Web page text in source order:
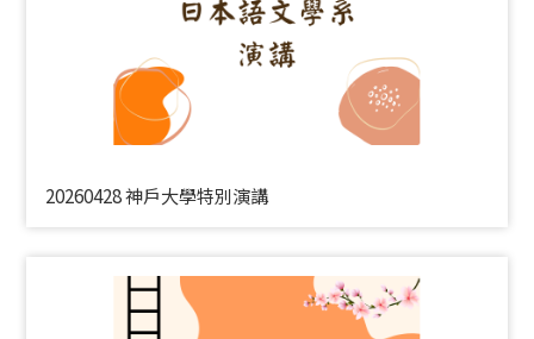
20260428 神戶大學特別演講